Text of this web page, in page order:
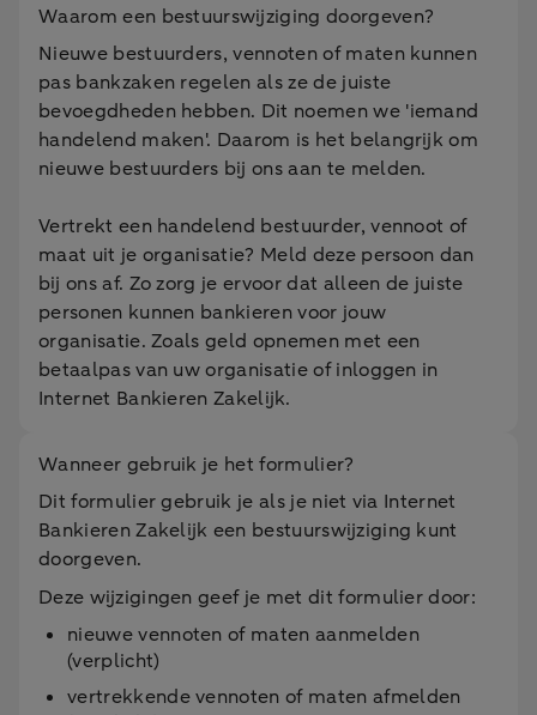
Waarom een bestuurswijziging doorgeven?
Nieuwe bestuurders, vennoten of maten kunnen
pas bankzaken regelen als ze de juiste
bevoegdheden hebben. Dit noemen we 'iemand
handelend maken'. Daarom is het belangrijk om
nieuwe bestuurders bij ons aan te melden.
Vertrekt een handelend bestuurder, vennoot of
maat uit je organisatie? Meld deze persoon dan
bij ons af. Zo zorg je ervoor dat alleen de juiste
personen kunnen bankieren voor jouw
organisatie. Zoals geld opnemen met een
betaalpas van uw organisatie of inloggen in
Internet Bankieren Zakelijk.
Wanneer gebruik je het formulier?
Dit formulier gebruik je als je niet via Internet
Bankieren Zakelijk een bestuurswijziging kunt
doorgeven.
Deze wijzigingen geef je met dit formulier door:
nieuwe vennoten of maten aanmelden
(verplicht)
vertrekkende vennoten of maten afmelden